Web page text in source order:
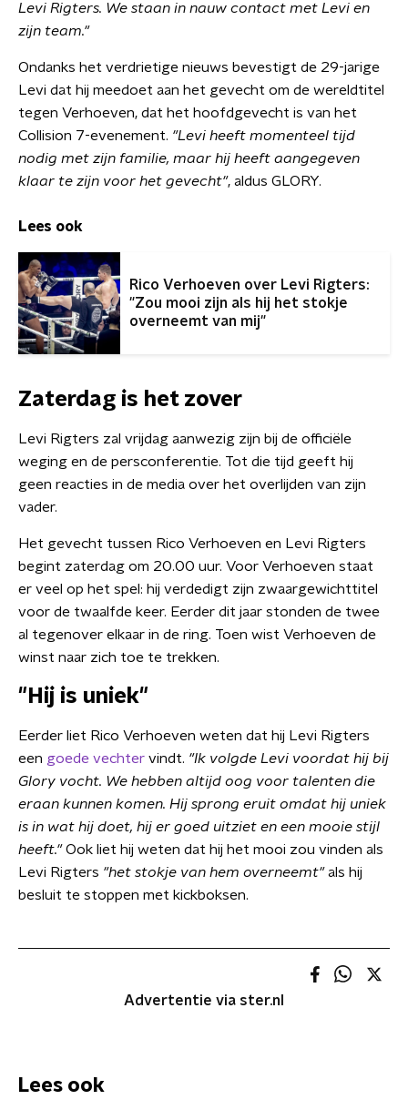
Levi Rigters. We staan in nauw contact met Levi en
zijn team."
Ondanks het verdrietige nieuws bevestigt de 29-jarige
Levi dat hij meedoet aan het gevecht om de wereldtitel
tegen Verhoeven, dat het hoofdgevecht is van het
Collision 7-evenement. "Levi heeft momenteel tijd
nodig met zijn familie, maar hij heeft aangegeven
klaar te zijn voor het gevecht", aldus GLORY.
Lees ook
Rico Verhoeven over Levi Rigters:
"Zou mooi zijn als hij het stokje
overneemt van mij"
Zaterdag is het zover
Levi Rigters zal vrijdag aanwezig zijn bij de officiële
weging en de persconferentie. Tot die tijd geeft hij
geen reacties in de media over het overlijden van zijn
vader.
Het gevecht tussen Rico Verhoeven en Levi Rigters
begint zaterdag om 20.00 uur. Voor Verhoeven staat
er veel op het spel: hij verdedigt zijn zwaargewichttitel
voor de twaalfde keer. Eerder dit jaar stonden de twee
al tegenover elkaar in de ring. Toen wist Verhoeven de
winst naar zich toe te trekken.
"Hij is uniek"
Eerder liet Rico Verhoeven weten dat hij Levi Rigters
een goede vechter vindt. "Ik volgde Levi voordat hij bij
Glory vocht. We hebben altijd oog voor talenten die
eraan kunnen komen. Hij sprong eruit omdat hij uniek
is in wat hij doet, hij er goed uitziet en een mooie stijl
heeft."Ook liet hij weten dat hij het mooi zou vinden als
Levi Rigters "het stokje van hem overneemt"als hij
besluit te stoppen met kickboksen.
Advertentie via ster.nl
Lees ook